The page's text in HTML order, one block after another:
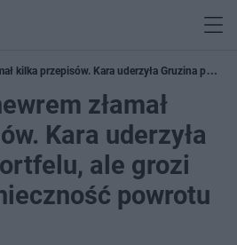
kilka przepisów. Kara uderzyła Gruzina po
powrotu do ojczyzny.
złamał
Kara uderzyła
ale grozi
powrotu